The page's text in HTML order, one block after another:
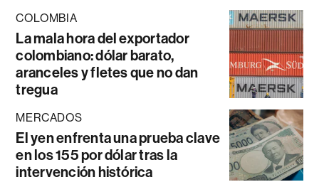
COLOMBIA
La mala hora del exportador
colombiano: dólar barato,
aranceles y fletes que no dan
tregua
MERCADOS
El yen enfrenta una prueba clave
en los 155 por dólar tras la
intervención histórica